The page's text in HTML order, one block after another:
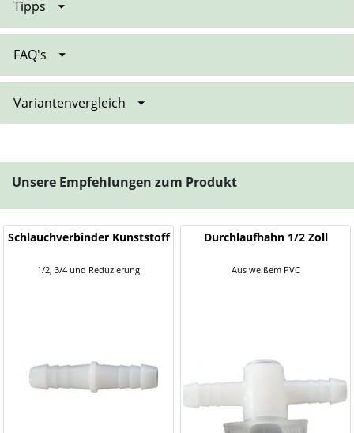
Tipps
FAQ's
Variantenvergleich
Unsere Empfehlungen zum Produkt
Schlauchverbinder Kunststoff
1/2, 3/4 und Reduzierung
Durchlaufhahn 1/2 Zoll
Aus weißem PVC